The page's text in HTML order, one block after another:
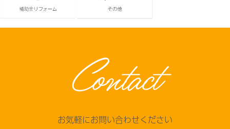
Contact
お気軽にお問い合わせください